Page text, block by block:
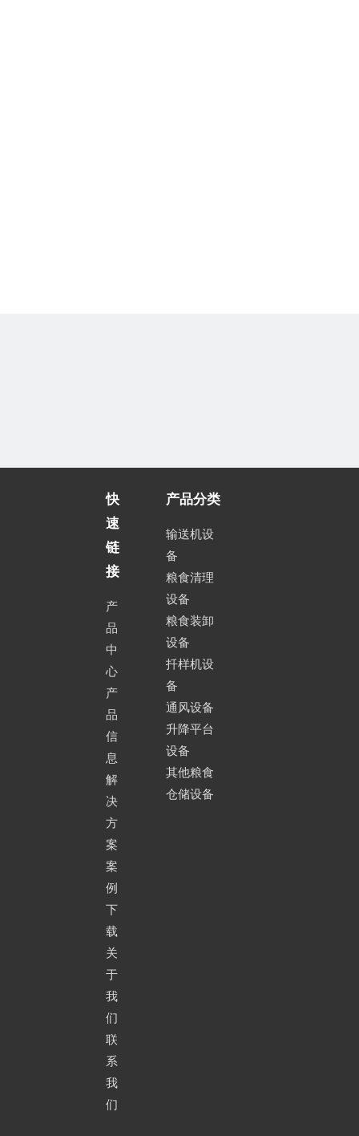
快
速
链
接
产
品
中
心
产
品
信
息
解
决
方
案
案
例
下
载
关
于
我
们
联
系
我
们
产品分类
输送机设
备
粮食清理
设备
粮食装卸
设备
扦样机设
备
通风设备
升降平台
设备
其他粮食
仓储设备